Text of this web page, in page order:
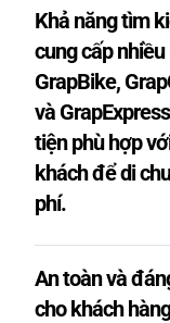
Khả năng tìm
cung cấp nhiều
GrapBike,
và
tiện phù hợp
khách để di
phí.
An toàn và
cho khách